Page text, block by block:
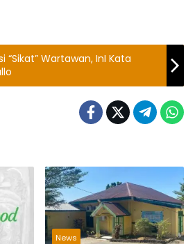
“Sikat” Wartawan, InI Kata
News